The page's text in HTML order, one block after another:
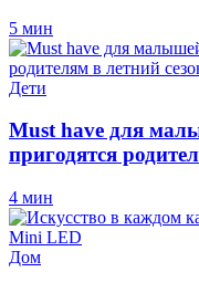
5 мин
Дети
Must have для
пригодятся
4 мин
Дом